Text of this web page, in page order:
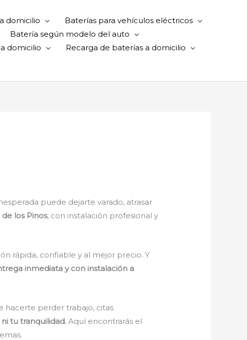
domicilio
Baterías para vehículos eléctricos
Batería según modelo del auto
domicilio
Recarga de baterías a domicilio
puede dejarte varado, atrasar
los Pinos, con instalación profesional y
rápida, confiable y al mejor precio. Y
inmediata y con instalación a
hacerte perder trabajo, citas
tu tranquilidad. Aquí encontrarás el